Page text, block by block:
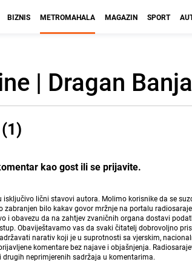
BIZNIS METROMAHALA MAGAZIN SPORT
| Dragan
kao gost ili se prijavite.
isključivo lični stavovi autora. Molimo korisnike da se
zabranjen bilo kakav govor mržnje na portalu
i obavezu da na zahtjev zvaničnih organa dostavi
Obaviještavamo vas da svaki čitatelj dobrovoljno
narativ koji je u suprotnosti sa vjerskim,
komentare bez najave i objašnjenja.
neprimjerenih sadržaja u komentarima.